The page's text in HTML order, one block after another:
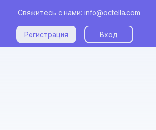
Свяжитесь с нами: info@octella.com
Регистрация Вход